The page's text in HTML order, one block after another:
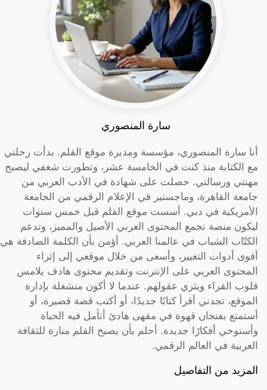
سارة المنصوري
أنا سارة المنصوري، مؤسسة ومديرة موقع القلم. بدأت رحلتي
مع الكتابة منذ كنت في الخامسة عشر، وتطورت شغفي ليصبح
مهنتي ورسالتي. حصلت على شهادة في الأدب العربي من
جامعة القاهرة، وماجستير في الإعلام الرقمي من الجامعة
الأمريكية في دبي. أسست موقع القلم قبل خمس سنوات
ليكون منصة تجمع المحتوى العربي الأصيل والمميز، وتدعم
الكتّاب الشباب في عالمنا العربي. أؤمن بأن الكلمة الصادقة هي
أقوى أدوات التغيير، وأسعى من خلال موقعي إلى إثراء
المحتوى العربي على الإنترنت وتقديم محتوى هادف يلامس
قلوب القراء ويثري عقولهم. عندما لا أكون منشغلة بإدارة
الموقع، تجدني أقرأ كتابًا جديدًا، أو أكتب قصة قصيرة، أو
أستمتع بفنجان قهوة في مقهى هادئ أتأمل فيه الحياة
وأستوحي أفكارًا جديدة. أحلم بأن يصبح القلم منارة للثقافة
العربية في العالم الرقمي.
المزيد من التفاصيل